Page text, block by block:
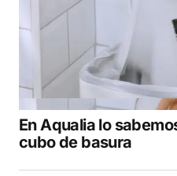
En Aqualia lo
cubo de basura